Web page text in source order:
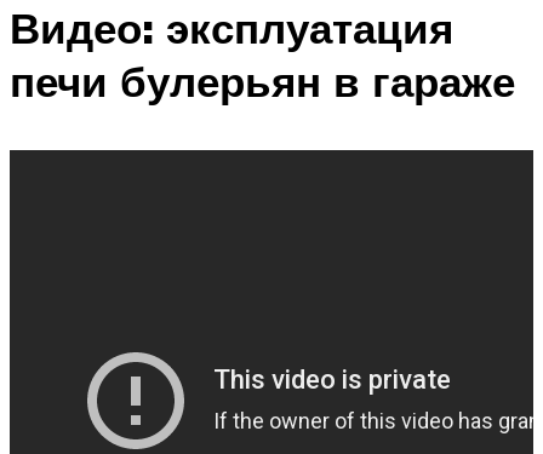
Видео: эксплуатация
печи булерьян в гараже